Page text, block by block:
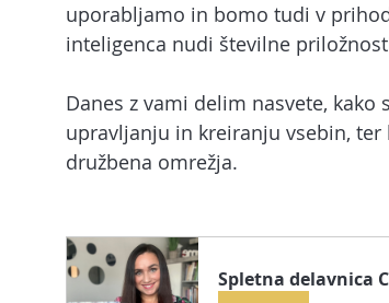
Posel preko spleta Video marketing
AI orodja Canva Youtube Tik Tok
uporabljamo in bomo tudi v
inteligenca nudi številne
Danes z vami delim nasvete, kako
upravljanju in kreiranju vsebin,
družbena omrežja.
Spletna delavnica